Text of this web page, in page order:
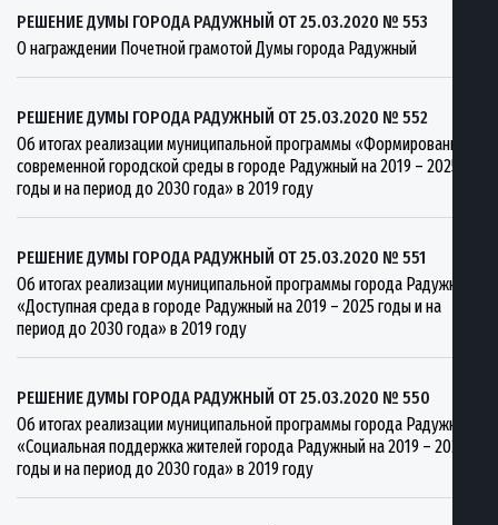
РЕШЕНИЕ ДУМЫ ГОРОДА РАДУЖНЫЙ ОТ 25.03.2020 № 553
О награждении Почетной грамотой Думы города Радужный
РЕШЕНИЕ ДУМЫ ГОРОДА РАДУЖНЫЙ ОТ 25.03.2020 № 552
Об итогах реализации муниципальной программы «Формирование
современной городской среды в городе Радужный на 2019 – 2025
годы и на период до 2030 года» в 2019 году
РЕШЕНИЕ ДУМЫ ГОРОДА РАДУЖНЫЙ ОТ 25.03.2020 № 551
Об итогах реализации муниципальной программы города Радужный
«Доступная среда в городе Радужный на 2019 – 2025 годы и на
период до 2030 года» в 2019 году
РЕШЕНИЕ ДУМЫ ГОРОДА РАДУЖНЫЙ ОТ 25.03.2020 № 550
Об итогах реализации муниципальной программы города Радужный
«Социальная поддержка жителей города Радужный на 2019 – 2025
годы и на период до 2030 года» в 2019 году